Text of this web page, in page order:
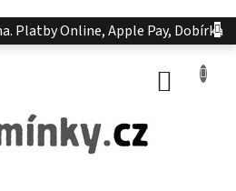
Platby Online, Apple Pay, Dobírka